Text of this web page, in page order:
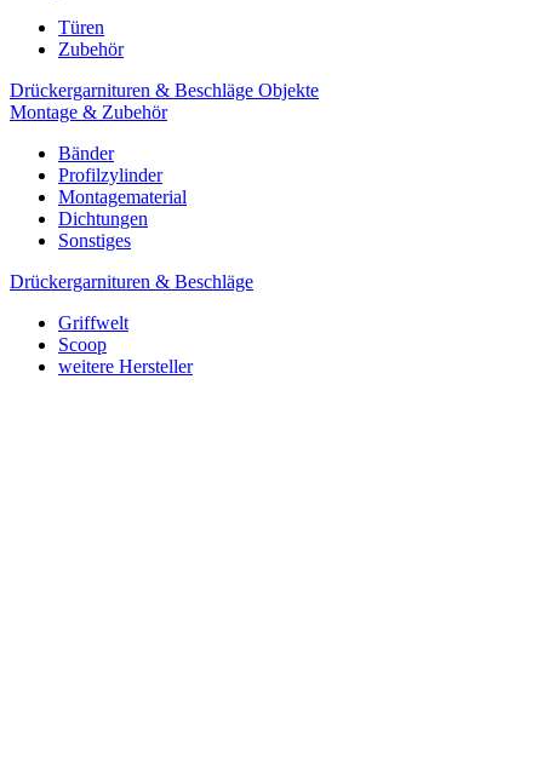
Türen
Zubehör
Drückergarnituren & Beschläge Objekte
Montage & Zubehör
Bänder
Profilzylinder
Montagematerial
Dichtungen
Sonstiges
Drückergarnituren & Beschläge
Griffwelt
Scoop
weitere Hersteller